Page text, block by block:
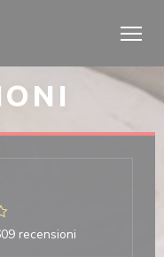
recensioni